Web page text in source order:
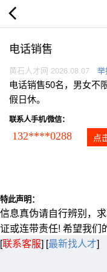
电话销售
黄石人才网 2026.08.07 举
电话销售50名，男女不
假日休。
联系人手机/微信：
132****0288 点
特此声明：
信息真伪请自行辨别，
证或连带责任! 希望我们
[联系客服] [最新找人才]